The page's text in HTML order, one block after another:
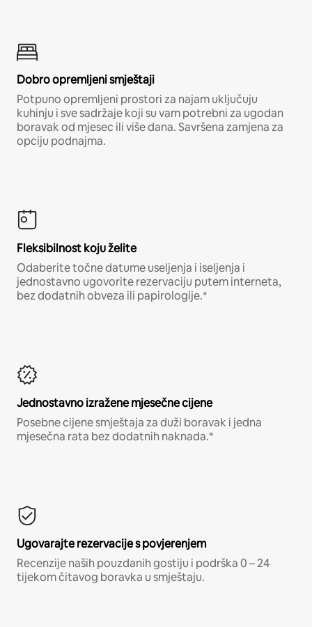
Dobro opremljeni smještaji
Potpuno opremljeni prostori za najam uključuju
kuhinju i sve sadržaje koji su vam potrebni za ugodan
boravak od mjesec ili više dana. Savršena zamjena za
opciju podnajma.
Fleksibilnost koju želite
Odaberite točne datume useljenja i iseljenja i
jednostavno ugovorite rezervaciju putem interneta,
bez dodatnih obveza ili papirologije.*
Jednostavno izražene mjesečne cijene
Posebne cijene smještaja za duži boravak i jedna
mjesečna rata bez dodatnih naknada.*
Ugovarajte rezervacije s povjerenjem
Recenzije naših pouzdanih gostiju i podrška 0 – 24
tijekom čitavog boravka u smještaju.